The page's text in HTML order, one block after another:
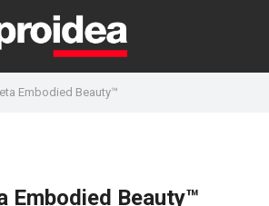
Embodied Beauty™
Embodied Beauty™